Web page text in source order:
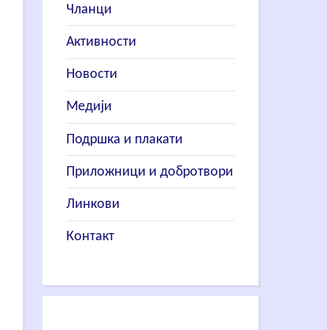
Чланци
Активности
Новости
Медији
Подршка и плакати
Приложници и добротвори
Линкови
Контакт